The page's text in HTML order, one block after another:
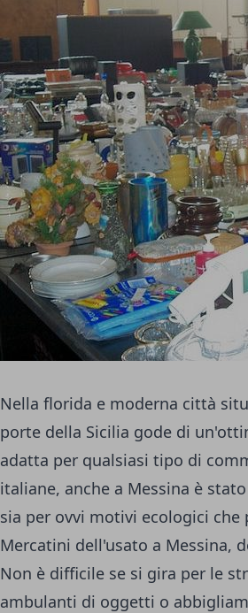
Nella florida e moderna città
porte della Sicilia gode di
adatta per qualsiasi tipo di
italiane, anche a Messina è
sia per ovvi motivi ecologici
Mercatini dell'usato a Messina,
Non è difficile se si gira per le
ambulanti di oggetti o